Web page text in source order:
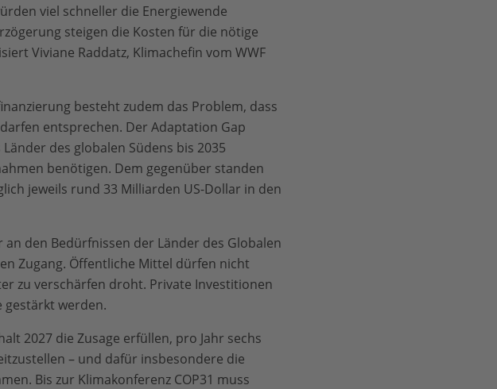
viel schneller die Energiewende
steigen die Kosten für die nötige
Viviane Raddatz, Klimachefin vom WWF
besteht zudem das Problem, dass
entsprechen. Der Adaptation Gap
des globalen Südens bis 2035
benötigen. Dem gegenüber standen
jeweils rund 33 Milliarden US-Dollar in den
den Bedürfnissen der Länder des Globalen
Zugang. Öffentliche Mittel dürfen nicht
zu verschärfen droht. Private Investitionen
gestärkt werden.
2027 die Zusage erfüllen, pro Jahr sechs
– und dafür insbesondere die
Bis zur Klimakonferenz COP31 muss